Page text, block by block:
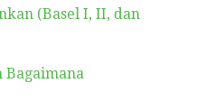
(Basel I, II, dan